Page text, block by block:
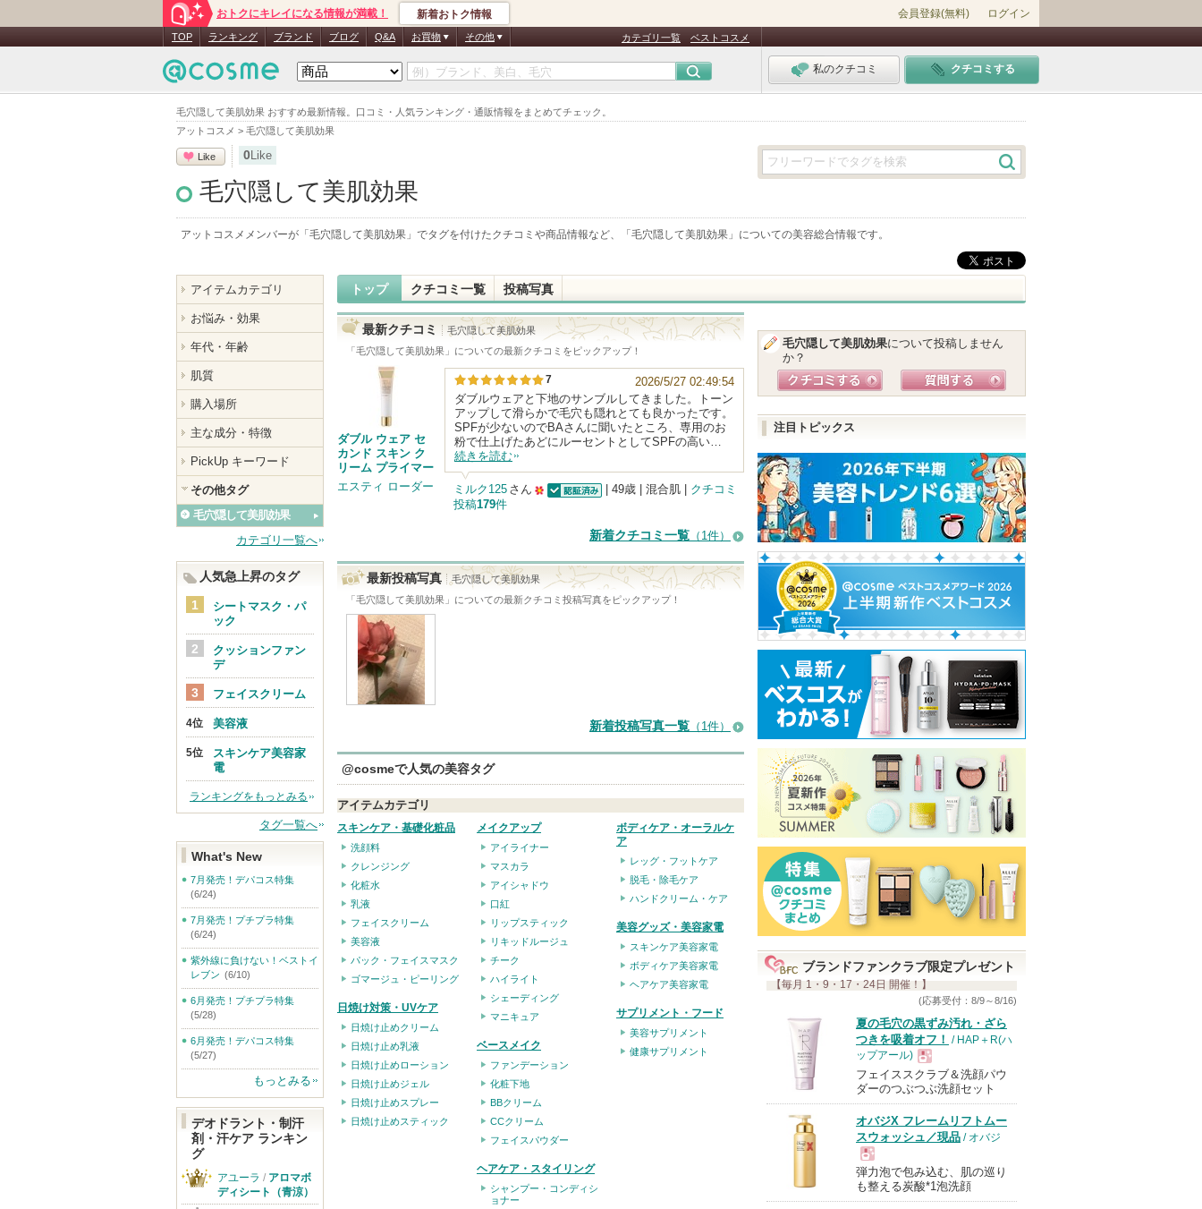
毛穴隠して美肌効果 おすすめ最新情報。口コミ・人気ランキング・通販情報をまとめてチェック。
アットコスメ > 毛穴隠して美肌効果
おトクにキレイになる情報が満載！ 新着おトク情報 会員登録(無料) ログイン
TOP ランキング ブランド ブログ Q&A お買物 その他 カテゴリ一覧 ベストコスメ
私のクチコミ クチコミする
Like 0Like
毛穴隠して美肌効果
アットコスメメンバーが「 毛穴隠して美肌効果 」でタグを付けたクチコミや商品情報など、「 毛穴隠して美肌効果 」についての美容総合情報です。
トップ クチコミ一覧 投稿写真
最新クチコミ
毛穴隠して美肌効果
「毛穴隠して美肌効果 」についての最新クチコミをピックアップ！
ダブル ウェア セ
カンド スキン ク
リーム プライマー
エスティ ローダー
7
2026/5/27 02:49:54
ダブルウェアと下地のサンブルしてきました。トーン
アップして滑らかで毛穴も隠れとても良かったです。
SPFが少ないのでBAさんに聞いたところ、専用のお
粉で仕上げたあどにルーセントとしてSPFの高い…
続きを読む
ミルク125 さん
上
の
に
り
れ
て
ま
す
| 49歳 | 混合肌 | クチコミ
投稿179件
新着クチコミ一覧 （1件）
最新投稿写真
毛穴隠して美肌効果
「毛穴隠して美肌効果 」についての最新クチコミ投稿写真をピックアップ！
新着投稿写真一覧 （1件）
@cosmeで人気の美容タグ
アイテムカテゴリ
スキンケア・基礎化粧品
洗顔料
クレンジング
化粧水
乳液
フェイスクリーム
美容液
パック・フェイスマスク
ゴマージュ・ピーリング
日焼け対策・UVケア
日焼け止めクリーム
日焼け止め乳液
日焼け止めローション
日焼け止めジェル
日焼け止めスプレー
日焼け止めスティック
メイクアップ
アイライナー
マスカラ
アイシャドウ
口紅
リップスティック
リキッドルージュ
チーク
ハイライト
シェーディング
マニキュア
ベースメイク
ファンデーション
化粧下地
BBクリーム
CCクリーム
フェイスパウダー
ヘアケア・スタイリング
シャンプー・コンディシ
ョナー
ボディケア・オーラルケ
ア
レッグ・フットケア
脱毛・除毛ケア
ハンドクリーム・ケア
美容グッズ・美容家電
スキンケア美容家電
ボディケア美容家電
ヘアケア美容家電
サプリメント・フード
美容サプリメント
健康サプリメント
毛穴隠して美肌効果について投稿しません
か？
注目トピックス
ブランドファンクラブ限定プレゼント
【毎月 1・9・17・24日 開催！】
(応募受付：8/9～8/16)
夏の毛穴の黒ずみ汚れ・ざら
つきを吸着オフ！ / HAP＋R(ハ
ップアール)
現
品
フェイススクラブ＆洗顔パウ
ダーのつぶつぶ洗顔セット
オバジX フレームリフトムー
スウォッシュ／現品 / オバジ
現
弾力泡で包み込む、肌の巡り
も整える炭酸*1泡洗顔
アイテムカテゴリ
お悩み・効果
年代・年齢
肌質
購入場所
主な成分・特徴
PickUp キーワード
その他タグ
毛穴隠して美肌効果
カテゴリ一覧へ
人気急上昇のタグ
シートマスク・パ
ック
クッションファン
デ
フェイスクリーム
美容液
スキンケア美容家
電
ランキングをもっとみる
タグ一覧へ
What's New
7月発売！デパコス特集
(6/24)
7月発売！プチプラ特集
(6/24)
紫外線に負けない！ベストイ
レブン (6/10)
6月発売！プチプラ特集
(5/28)
6月発売！デパコス特集
(5/27)
もっとみる
デオドラント・制汗
剤・汗ケア ランキン
グ
アユーラ / アロマボ
ディシート（青涼）